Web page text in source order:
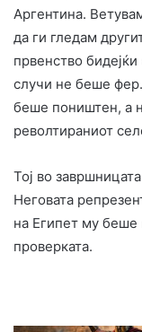
Аргентина.
да ги гледам
првенство
случи не беше
беше поништен, а
револтираниот
Тој во
Неговата
на Египет му
проверката.